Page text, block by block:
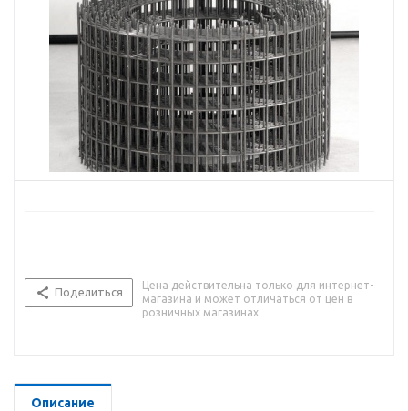
Поделиться
Цена действительна только для интернет-
магазина и может отличаться от цен в
розничных магазинах
Описание